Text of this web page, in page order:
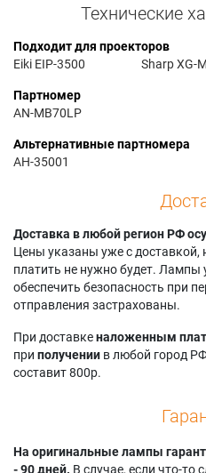
Технические
Подходит для проекторов
Eiki EIP-3500
Sharp XG-
Партномер
AN-MB70LP
Альтернативные партномера
AH-35001
Доставка в любой регион РФ
Цены указаны уже с доставкой,
платить не нужно будет.
обеспечить безопасность при
отправления застрахованы.
При доставкеналоженным
при получении в любой город
составит 800р.
На оригинальные лампы
- 90 дней. В случае, если что-